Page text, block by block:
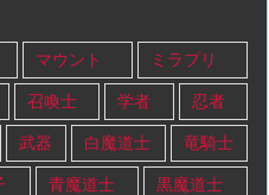
マウント ミラプリ
召喚士 学者 忍者
武器 白魔道士 竜騎士
青魔道士 黒魔道士